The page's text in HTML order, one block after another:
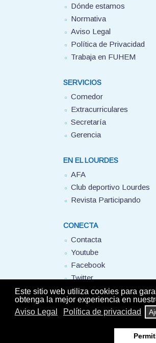
Este sitio web utiliza cookies para
obtenga la mejor experiencia en
Aviso Legal
Política de privacidad
Dónde estamos
Normativa
Aviso Legal
Política de Privacidad
Trabaja en FUHEM
SERVICIOS
Comedor
Extracurriculares
Secretaría
Gerencia
EN EL LOURDES
AFA
Club deportivo Lourdes
Revista Participando
CONECTA
Contacta
Youtube
Facebook
Twitter
FUHEM
Política de privacidad